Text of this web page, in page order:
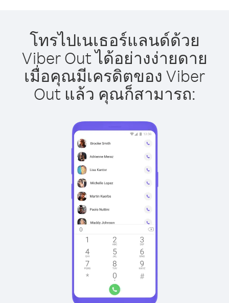
โทรไปเนเธอร์แลนด์ด้วย
Viber Out ได้อย่างง่ายดาย
เมื่อคุณมีเครดิตของ Viber
Out แล้ว คุณก็สามารถ: